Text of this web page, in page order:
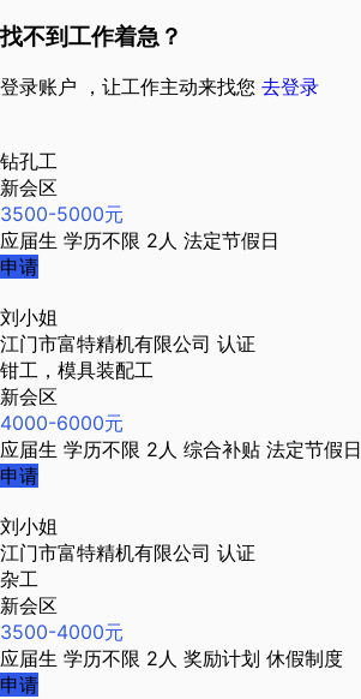
找不到工作着急？
登录账户 ，让工作主动来找您 去登录
钻孔工
新会区
3500-5000元
应届生 学历不限 2人 法定节假日
申请
刘小姐
江门市富特精机有限公司 认证
钳工，模具装配工
新会区
4000-6000元
应届生 学历不限 2人 综合补贴 法定节假日
申请
刘小姐
江门市富特精机有限公司 认证
杂工
新会区
3500-4000元
应届生 学历不限 2人 奖励计划 休假制度
申请